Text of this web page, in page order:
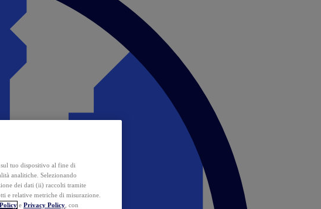
tuo dispositivo al fine di
analitiche. Selezionando
dei dati (ii) raccolti tramite
e relative metriche di misurazione.
e Privacy Policy , con